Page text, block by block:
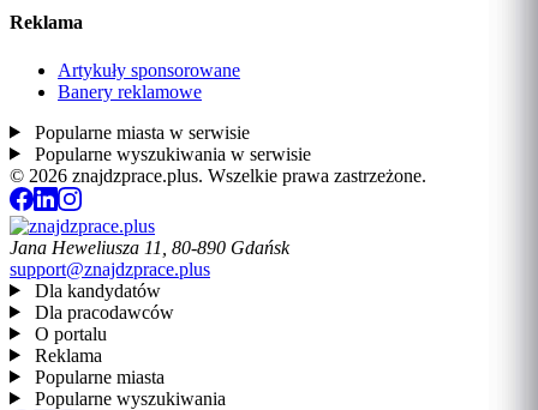
Reklama
Artykuły sponsorowane
Banery reklamowe
Popularne miasta w serwisie
Popularne wyszukiwania w serwisie
© 2026 znajdzprace.plus. Wszelkie prawa zastrzeżone.
Jana Heweliusza 11, 80-890 Gdańsk
support@znajdzprace.plus
Dla kandydatów
Dla pracodawców
O portalu
Reklama
Popularne miasta
Popularne wyszukiwania